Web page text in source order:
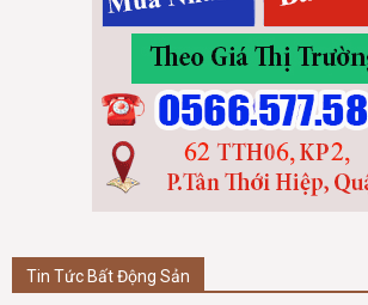
Tin Tức Bất Động Sản